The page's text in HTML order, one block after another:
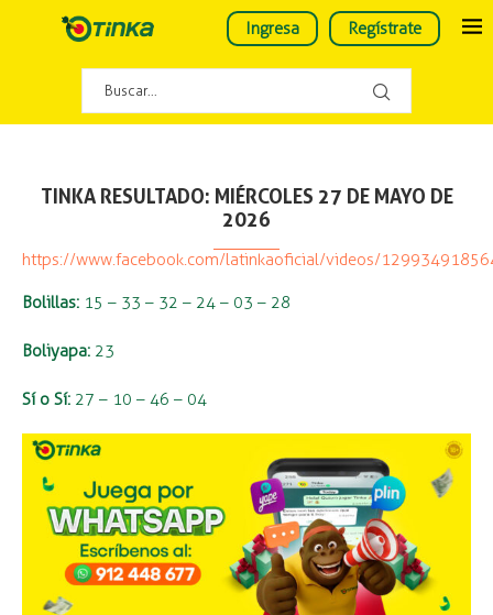
Ingresa Regístrate
TINKA RESULTADO: MIÉRCOLES 27 DE MAYO DE
2026
https://www.facebook.com/latinkaoficial/videos/
Bolillas: 15 – 33 – 32 – 24 – 03 – 28
Boliyapa: 23
Sí o Sí: 27 – 10 – 46 – 04